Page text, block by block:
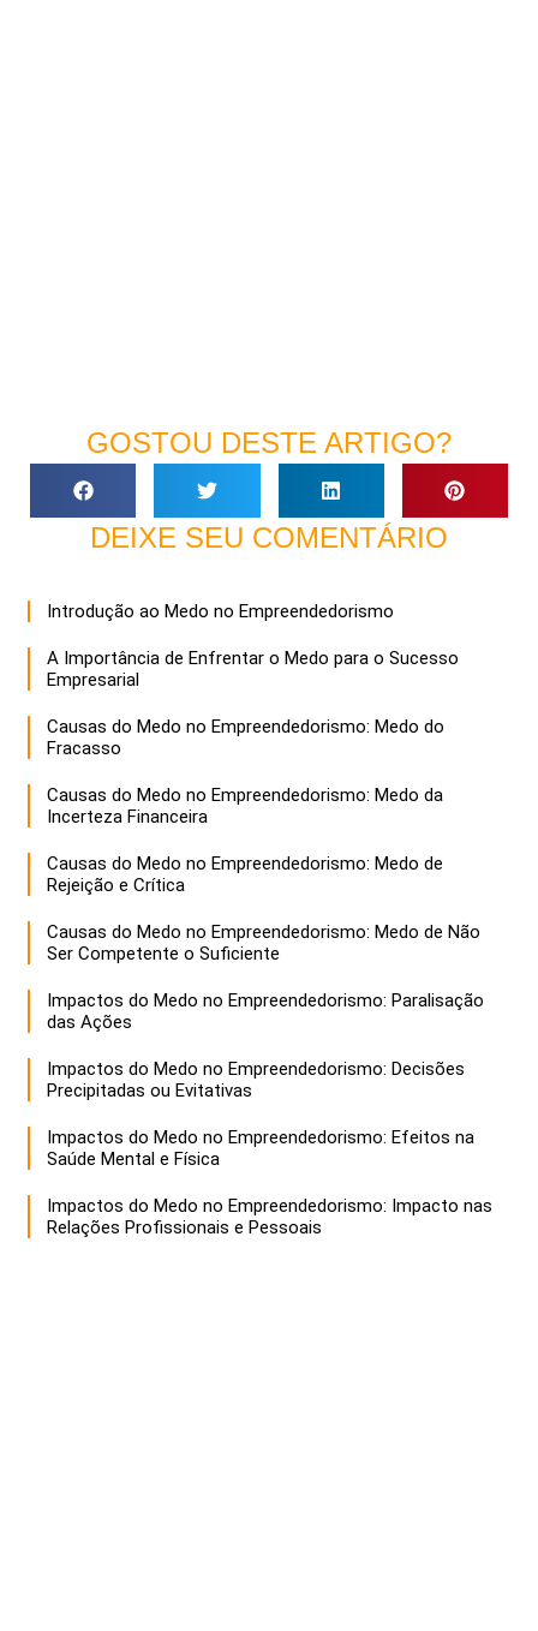
GOSTOU DESTE ARTIGO?
DEIXE SEU COMENTÁRIO
Introdução ao Medo no Empreendedorismo
A Importância de Enfrentar o Medo para o Sucesso
Empresarial
Causas do Medo no Empreendedorismo: Medo do
Fracasso
Causas do Medo no Empreendedorismo: Medo da
Incerteza Financeira
Causas do Medo no Empreendedorismo: Medo de
Rejeição e Crítica
Causas do Medo no Empreendedorismo: Medo de Não
Ser Competente o Suficiente
Impactos do Medo no Empreendedorismo: Paralisação
das Ações
Impactos do Medo no Empreendedorismo: Decisões
Precipitadas ou Evitativas
Impactos do Medo no Empreendedorismo: Efeitos na
Saúde Mental e Física
Impactos do Medo no Empreendedorismo: Impacto nas
Relações Profissionais e Pessoais